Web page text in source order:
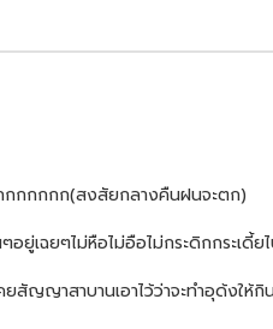
กกกกก(สงสัยกลางคืนฝนจะตก)
ยู่เฉยๆไม่หือไม่อือไม่กระดิกกระเดี้ย
ยสัญญาสาบานเอาไว้ว่าจะทำอุด้งใ